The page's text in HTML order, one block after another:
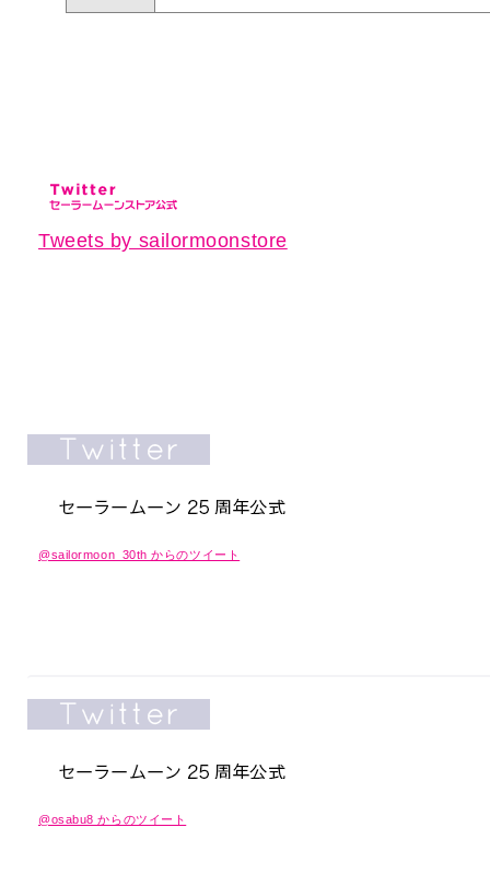
Tweets by sailormoonstore
@sailormoon_30th からのツイート
@osabu8 からのツイート